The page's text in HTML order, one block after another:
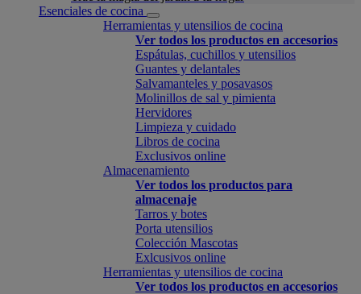
Esenciales de cocina
Herramientas y utensilios de cocina
Ver todos los productos en accesorios
Espátulas, cuchillos y utensilios
Guantes y delantales
Salvamanteles y posavasos
Molinillos de sal y pimienta
Hervidores
Limpieza y cuidado
Libros de cocina
Exclusivos online
Almacenamiento
Ver todos los productos para
almacenaje
Tarros y botes
Porta utensilios
Colección Mascotas
Exlcusivos online
Herramientas y utensilios de cocina
Ver todos los productos en accesorios